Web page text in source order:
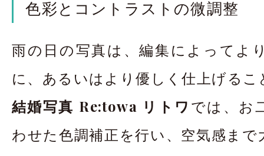
色彩とコントラストの微調整
雨の日の写真は、編集によってよ
に、あるいはより優しく仕上げるこ
結婚写真 Re:towa リトワ では、お
わせた色調補正を行い、空気感まで